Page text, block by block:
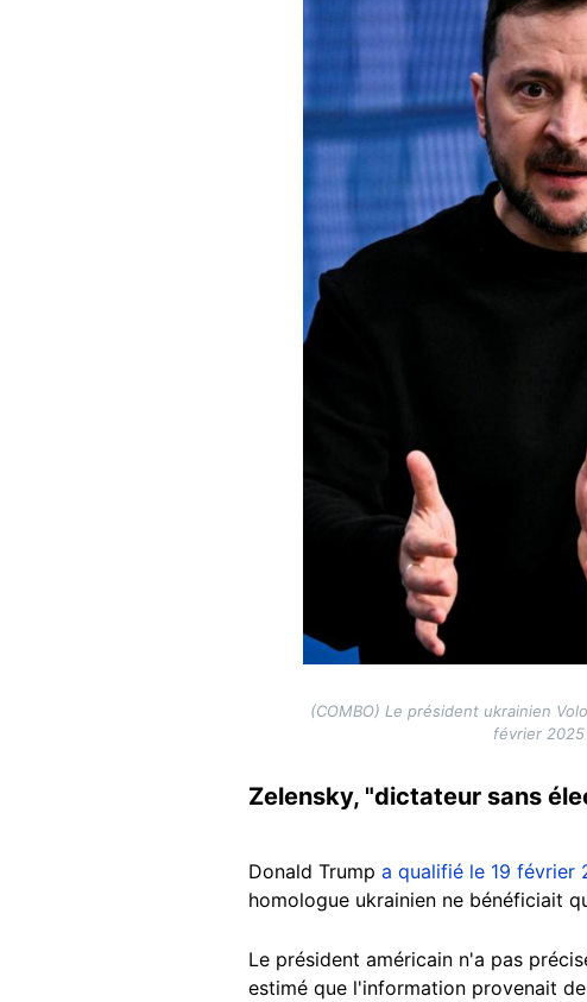
(COMBO) Le président ukrainien
février 2025
Zelensky, "dictateur sans
Donald Trump a qualifié le 19 février
homologue ukrainien ne bénéficiait
Le président américain n'a pas
estimé que l'information provenait